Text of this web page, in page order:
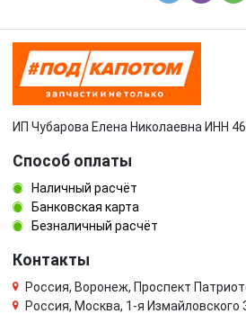
ИП Чубарова Елена Николаевна ИНН
Способ оплаты
Наличный расчёт
Банковская карта
Безналичный расчёт
Контакты
Россия, Воронеж, Проспект
Россия, Москва, 1-я